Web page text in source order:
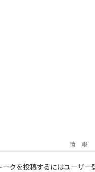
情 報
ークを投稿するにはユーザー